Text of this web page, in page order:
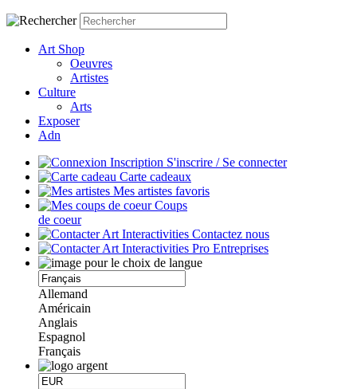
Art Shop
Oeuvres
Artistes
Culture
Arts
Exposer
Adn
S'inscrire / Se connecter
Carte cadeaux
Mes artistes favoris
Coups
de coeur
Contactez nous
Entreprises
Allemand
Américain
Anglais
Espagnol
Français